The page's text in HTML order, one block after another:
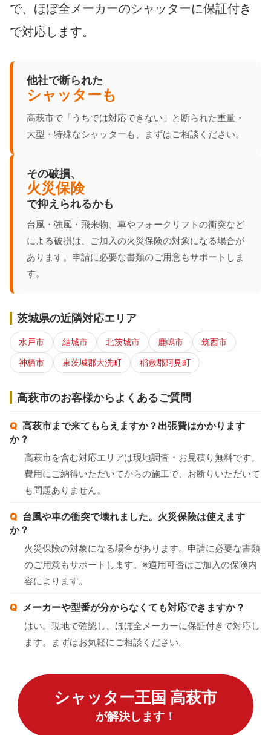
で、ほぼ全メーカーのシャッターに保証付き
で対応します。
他社で断られた
シャッターも
高萩市で「うちでは対応できない」と断られた重量・
大型・特殊なシャッターも、まずはご相談ください。
その破損、
火災保険
で抑えられるかも
台風・強風・飛来物、車やフォークリフトの衝突など
による破損は、ご加入の火災保険の対象になる場合が
あります。申請に必要な書類のご用意もサポートしま
す。
茨城県の近隣対応エリア
水戸市 結城市 北茨城市 鹿嶋市
筑西市
神栖市
東茨城郡大洗町 稲敷郡阿見町
高萩市のお客様からよくあるご質問
高萩市まで来てもらえますか？出張費はかかります
か？
高萩市を含む対応エリアは現地調査・お見積り無料です。
費用にご納得いただいてからの施工で、お断りいただいて
も問題ありません。
台風や車の衝突で壊れました。火災保険は使えます
か？
火災保険の対象になる場合があります。申請に必要な書類
のご用意もサポートします。※適用可否はご加入の保険内
容によります。
メーカーや型番が分からなくても対応できますか？
はい。現地で確認し、ほぼ全メーカーに保証付きで対応し
ます。まずはお気軽にご相談ください。
シャッター王国 高萩市
が解決します！